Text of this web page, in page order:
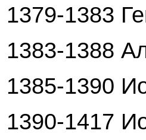
1379-1383
1383-1388
1385-1390
1390-1417